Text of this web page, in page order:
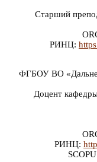
Старший
РИНЦ:
ФГБОУ ВО
Доцент
РИНЦ: